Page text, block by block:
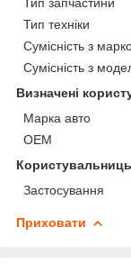
Тип техніки
Сумісність з
Сумісність з
Визначені
Марка авто
ОЕМ
Застосування
Приховати